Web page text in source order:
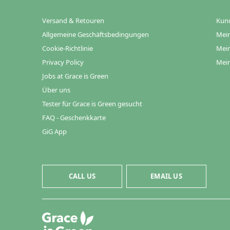
Versand & Retouren
Allgemeine Geschäftsbedingungen
Cookie-Richtlinie
Privacy Policy
Jobs at Grace is Green
Über uns
Tester für Grace is Green gesucht
FAQ - Geschenkkarte
GiG App
CALL US EMAIL US